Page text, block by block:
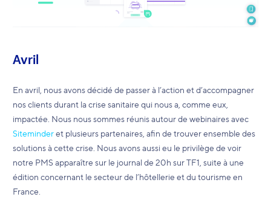
Avril
En avril, nous avons décidé de passer à l’action et d’accompagner
nos clients durant la crise sanitaire qui nous a, comme eux,
impactée. Nous nous sommes réunis autour de webinaires avec
Siteminderet plusieurs partenaires, afin de trouver ensemble des
solutions à cette crise. Nous avons aussi eu le privilège de voir
notre PMS apparaître sur le journal de 20h sur TF1, suite à une
édition concernant le secteur de l’hôtellerie et du tourisme en
France.